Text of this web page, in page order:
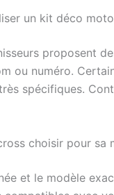
un kit déco
proposent
ou numéro.
spécifiques.
choisir pour sa
et le modèle